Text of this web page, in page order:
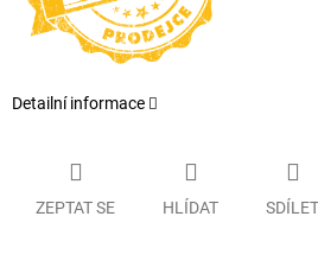
Detailní informace
ZEPTAT SE HLÍDAT SDÍLET